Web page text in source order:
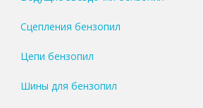
Сцепления бензопил
Цепи бензопил
Шины для бензопил